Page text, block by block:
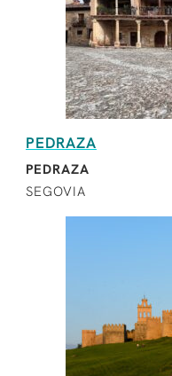
PEDRAZA
PEDRAZA
SEGOVIA